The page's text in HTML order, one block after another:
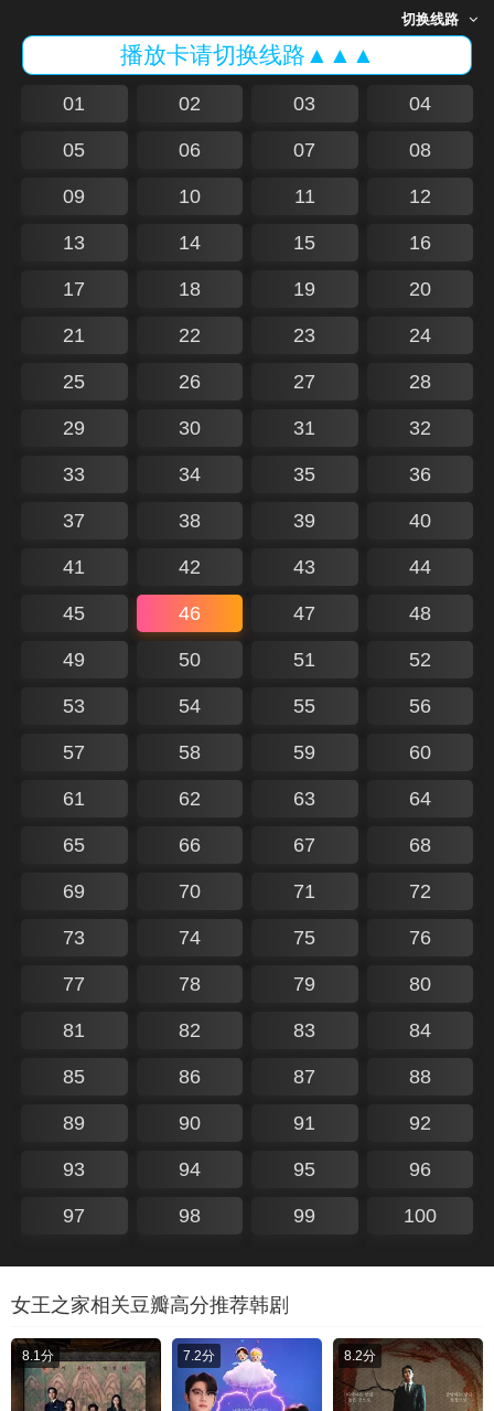
切换线路
播放卡请切换线路▲▲▲
01 02 03 04
05 06 07 08
09 10 11 12
13 14 15 16
17 18 19 20
21 22 23 24
25 26 27 28
29 30 31 32
33 34 35 36
37 38 39 40
41 42 43 44
45 46 47 48
49 50 51 52
53 54 55 56
57 58 59 60
61 62 63 64
65 66 67 68
69 70 71 72
73 74 75 76
77 78 79 80
81 82 83 84
85 86 87 88
89 90 91 92
93 94 95 96
97 98 99 100
女王之家相关豆瓣高分推荐韩剧
8.1分 7.2分 8.2分